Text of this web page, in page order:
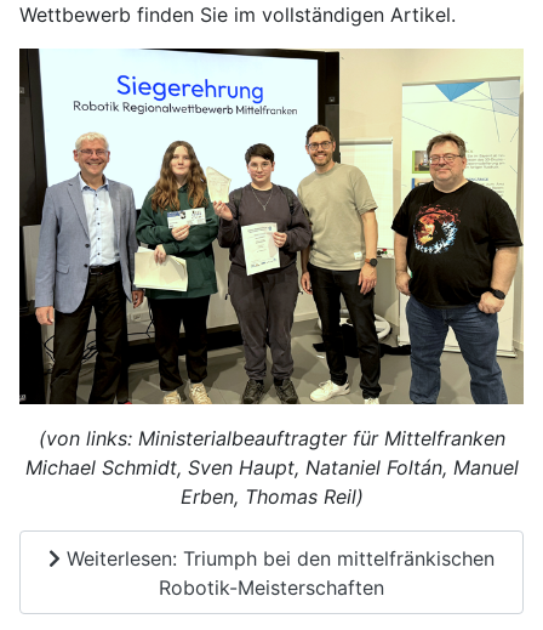
Wettbewerb finden Sie im vollständigen Artikel.
(von links: Ministerialbeauftragter für Mittelfranken
Michael Schmidt, Sven Haupt, Nataniel Foltán, Manuel
Erben, Thomas Reil)
Weiterlesen: Triumph bei den mittelfränkischen
Robotik-Meisterschaften